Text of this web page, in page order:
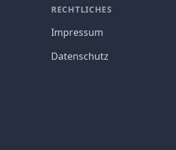
RECHTLICHES
Impressum
Datenschutz